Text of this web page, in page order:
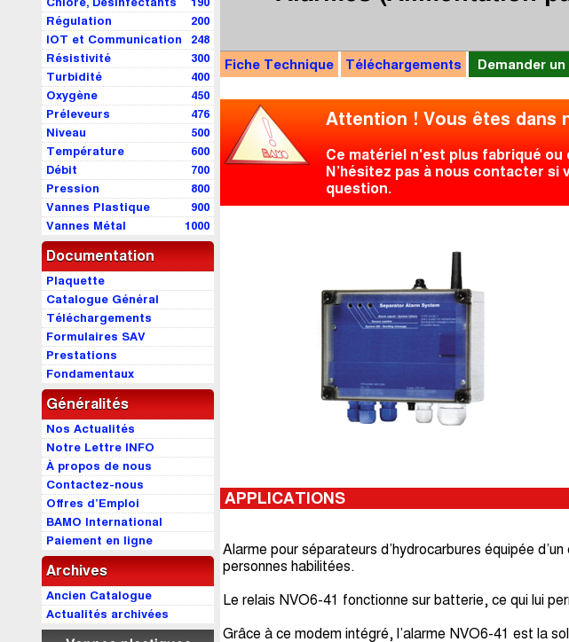
200
Régulation
248
IOT et Communication
300
Résistivité
400
Turbidité
450
Oxygène
476
Préleveurs
500
Niveau
600
Température
700
Débit
800
Pression
900
Vannes Plastique
1000
Vannes Métal
Documentation
Plaquette
Catalogue Général
Téléchargements
Formulaires SAV
Prestations
Fondamentaux
Généralités
Nos Actualités
Notre Lettre INFO
À propos de nous
Contactez-nous
Offres d’Emploi
BAMO International
Paiement en ligne
Archives
Ancien Catalogue
Actualités archivées
Fiche Technique Téléchargements Demander un
Attention ! Vous êtes dans
Ce matériel n'est plus fabriqué ou
N’hésitez pas à nous contacter
question.
APPLICATIONS
Alarme pour séparateurs d’hydrocarbures équipée
personnes habilitées.
Le relais NVO6-41 fonctionne sur batterie, ce qui lui
Grâce à ce modem intégré, l’alarme NVO6-41 est la